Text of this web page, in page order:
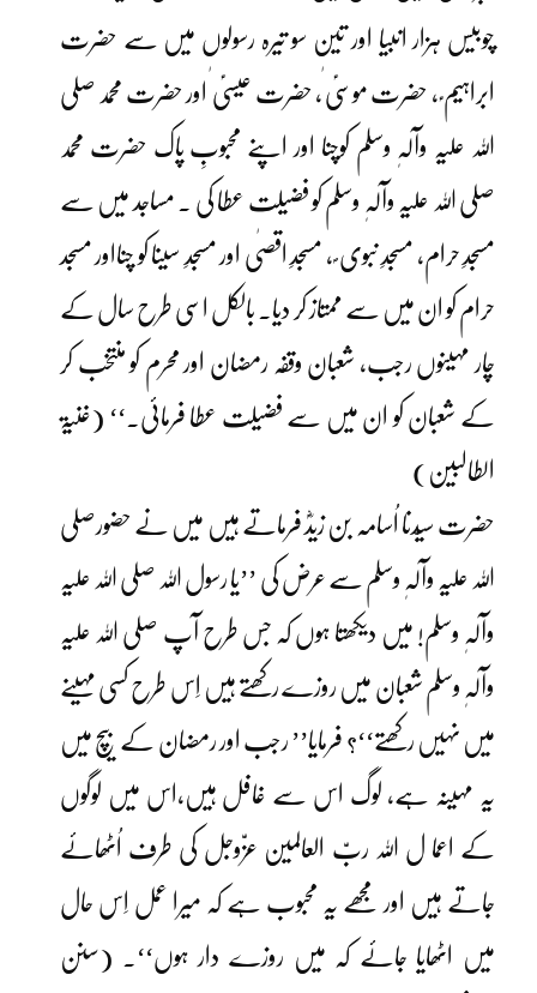
چوبیس ہزار انبیا اور تین سو تیرہ رسولوں میں سے حضرت
ابراہیم ؑ ، حضرت موسیؑ ٰ، حضرت عیسیؑ ٰ اور حضرت محمد صلی
اللہ علیہ وآلہٖ وسلم کوچنا اور اپنے محبوبِ پاک حضرت محمد
صلی اللہ علیہ وآلہٖ وسلم کو فضیلت عطا کی ۔ مساجد میں سے
مسجدِ حرام، مسجدِ نبوی ؐ ، مسجدِ اقصٰی اور مسجدِ سینا کو چنااور مسجد
حرام کو ان میں سے ممتاز کر دیا۔ بالکل اسی طرح سال کے
چار مہینوں رجب، شعبان وقفہ رمضان اور محرم کو منتخب کر
کے شعبان کو ان میں سے فضیلت عطا فرمائی۔‘‘ (غنیۃ
الطالبین)
حضرت سیّدنا اُسامہ بن زیدؓ فرماتے ہیں میں نے حضورصلی
اللہ علیہ وآلہٖ وسلم سے عرض کی ’’یا رسول اللہ صلی اللہ علیہ
وآلہٖ وسلم! میں دیکھتا ہوں کہ جس طرح آپ صلی اللہ علیہ
وآلہٖ وسلم شعبان میں روزے رکھتے ہیں اِس طرح کسی مہینے
میں نہیں رکھتے‘‘؟ فرمایا’’ رجب اور رمضان کے بیچ میں
یہ مہینہ ہے، لوگ اس سے غافل ہیں،اس میں لوگوں
کے اعما ل اللہ ربّ العالمین عزّوجل کی طرف اُٹھائے
جاتے ہیں اور مجھے یہ محبوب ہے کہ میرا عمل اِس حال
میں اٹھایا جائے کہ میں روزے دار ہوں‘‘۔ (سنن